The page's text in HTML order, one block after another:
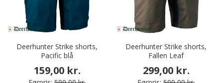
Deerhunter Strike shorts,
Pacific blå
159,00 kr.
Deerhunter Strike shorts,
Fallen Leaf
299,00 kr.